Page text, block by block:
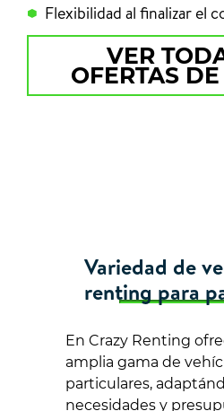
Flexibilidad al finalizar el
VER
OFERTAS
Variedad de
renting para
En Crazy Renting
amplia gama de
particulares,
necesidades y